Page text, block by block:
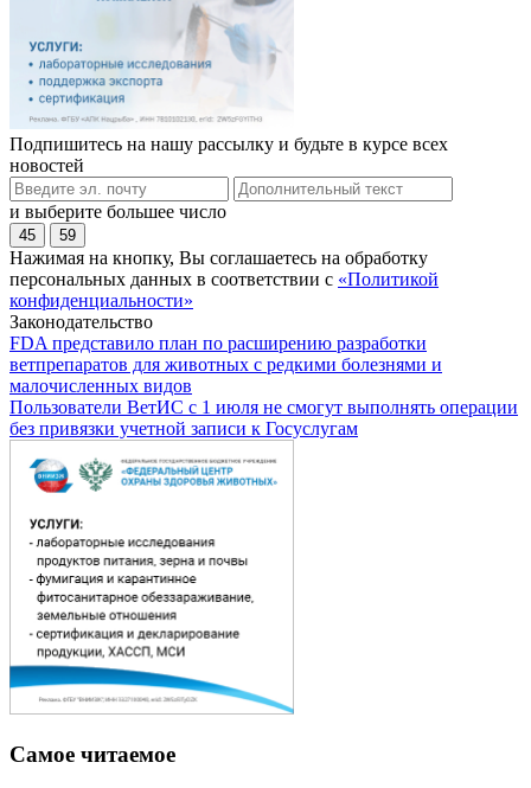
Подпишитесь на нашу рассылку и будьте в курсе всех
новостей
и выберите большее число
45 59
Нажимая на кнопку, Вы соглашаетесь на обработку
персональных данных в соответствии с «Политикой
конфиденциальности»
Законодательство
FDA представило план по расширению разработки
ветпрепаратов для животных с редкими болезнями и
малочисленных видов
Пользователи ВетИС с 1 июля не смогут выполнять операции
без привязки учетной записи к Госуслугам
Самое читаемое